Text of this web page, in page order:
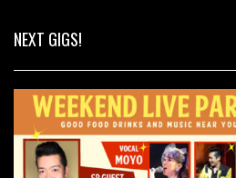
NEXT GIGS!